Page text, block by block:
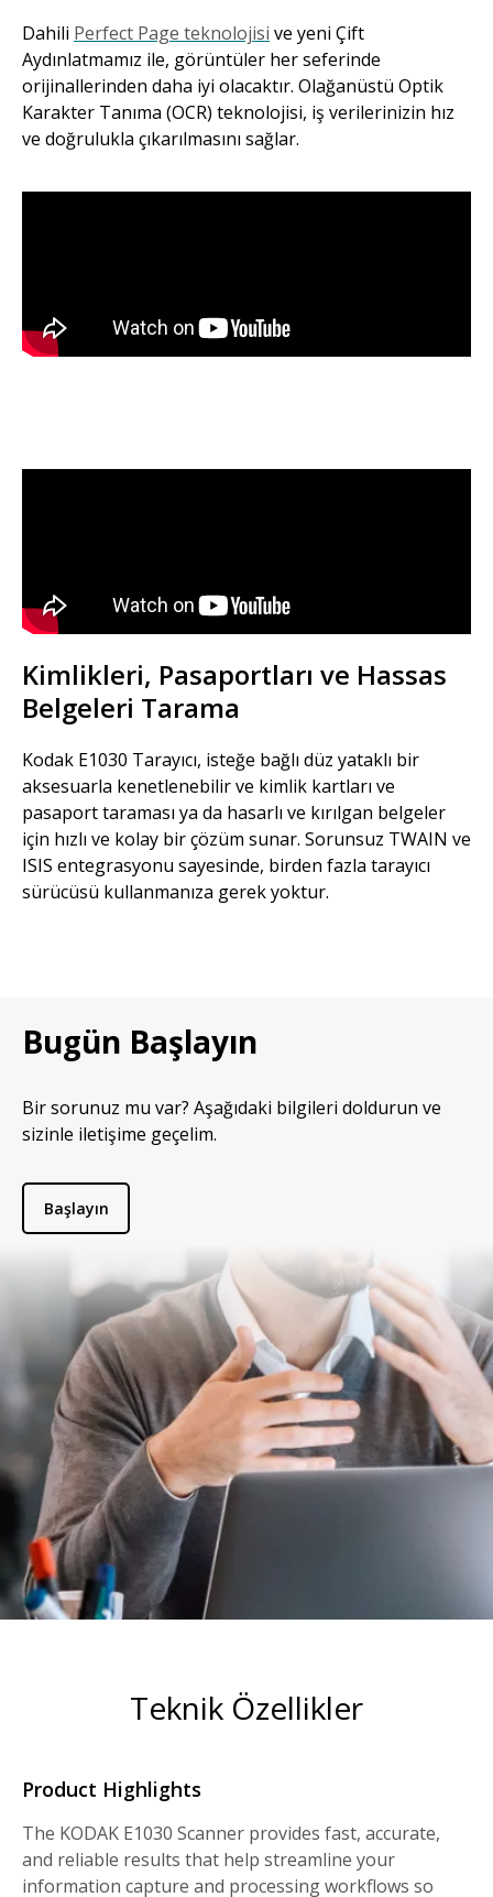
Dahili Perfect Page teknolojisi ve yeni Çift
Aydınlatmamız ile, görüntüler her seferinde
orijinallerinden daha iyi olacaktır. Olağanüstü Optik
Karakter Tanıma (OCR) teknolojisi, iş verilerinizin hız
ve doğrulukla çıkarılmasını sağlar.
Kimlikleri, Pasaportları ve Hassas
Belgeleri Tarama
Kodak E1030 Tarayıcı, isteğe bağlı düz yataklı bir
aksesuarla kenetlenebilir ve kimlik kartları ve
pasaport taraması ya da hasarlı ve kırılgan belgeler
için hızlı ve kolay bir çözüm sunar. Sorunsuz TWAIN ve
ISIS entegrasyonu sayesinde, birden fazla tarayıcı
sürücüsü kullanmanıza gerek yoktur.
Bugün Başlayın
Bir sorunuz mu var? Aşağıdaki bilgileri doldurun ve
sizinle iletişime geçelim.
Başlayın
Teknik Özellikler
Product Highlights
The KODAK E1030 Scanner provides fast, accurate,
and reliable results that help streamline your
information capture and processing workflows so